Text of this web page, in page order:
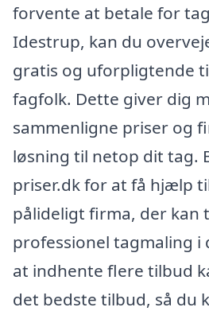
forvente at betale for
Idestrup, kan du
gratis og uforpligtende
fagfolk. Dette giver dig
sammenligne priser og
løsning til netop dit tag.
priser.dk for at få hjælp
pålideligt firma, der kan
professionel tagmaling i
at indhente flere tilbud
det bedste tilbud, så du